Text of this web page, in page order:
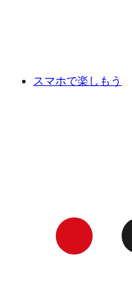
スマホで楽しもう